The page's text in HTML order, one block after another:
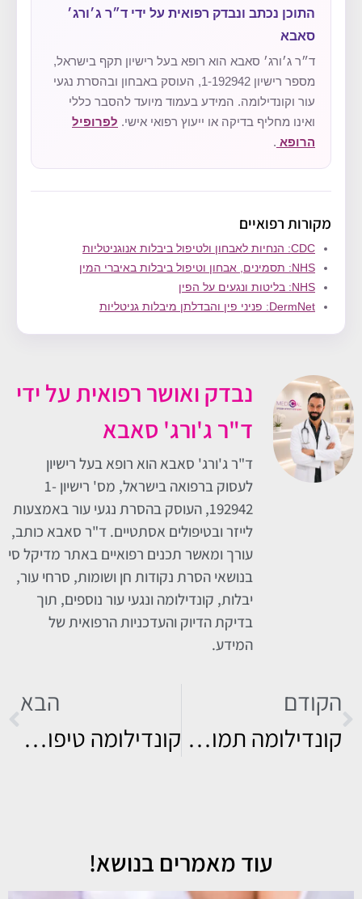
התוכן נכתב ונבדק רפואית על ידי ד״ר ג׳ורג׳
סאבא
ד״ר ג׳ורג׳ סאבא הוא רופא בעל רישיון תקף בישראל,
מספר רישיון 1-192942, העוסק באבחון ובהסרת נגעי
עור וקונדילומה. המידע בעמוד מיועד להסבר כללי
ואינו מחליף בדיקה או ייעוץ רפואי אישי.לפרופיל
הרופא.
מקורות רפואיים
CDC: הנחיות לאבחון ולטיפול ביבלות אנוגניטליות
NHS: תסמינים, אבחון וטיפול ביבלות באיברי המין
NHS: בליטות ונגעים על הפין
DermNet: פניני פין והבדלתן מיבלות גניטליות
נבדק ואושר רפואית על ידי
ד"ר ג'ורג' סאבא
ד"ר ג'ורג' סאבא הוא רופא בעל רישיון
לעסוק ברפואה בישראל, מס' רישיון 1-
192942, העוסק בהסרת נגעי עור באמצעות
לייזר ובטיפולים אסתטיים. ד"ר סאבא כותב,
עורך ומאשר תכנים רפואיים באתר מדיקל סי
בנושאי הסרת נקודות חן ושומות, סרחי עור,
יבלות, קונדילומה ונגעי עור נוספים, תוך
בדיקת הדיוק והעדכניות הרפואית של
המידע.
הקודם
קונדילומה תמונות – איך נראות היבלות וכיצד מטפלים
הבא
קונדילומה טיפול: אילו אפשרויות קיימות?
עוד מאמרים בנושא!